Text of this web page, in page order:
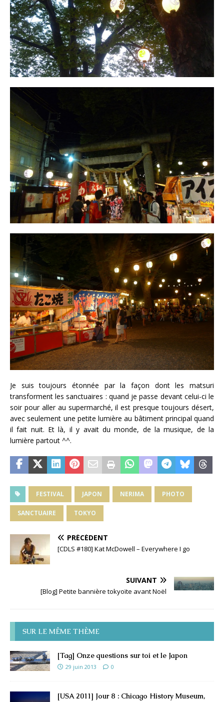
Je suis toujours étonnée par la façon dont les matsuri
transforment les sanctuaires : quand je passe devant celui-ci le
soir pour aller au supermarché, il est presque toujours désert,
avec seulement une petite lumière au bâtiment principal quand
il fait nuit. Et là, il y avait du monde, de la musique, de la
lumière partout ^^.
FESTIVAL JAPON NERIMA PHOTO
SANCTUAIRE TOKYO
PRÉCÉDENT
[CDLS #180] Kat McDowell – Everywhere I go
SUIVANT
[Blog] Petite bannière tokyoïte avant Noël
SUR LE MÊME THÈME
[Tag] Onze questions sur toi et le Japon
29 juin 2013 0
[USA 2011] Jour 8 : Chicago History Museum,